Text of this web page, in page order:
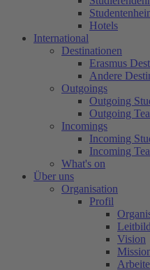
Hotels
International
Destinationen
Erasmus
Andere
Outgoings
Outgoing
Outgoing
Incomings
Incoming
Incoming
What's on
Über uns
Organisation
Profil
Leitbild
Vision